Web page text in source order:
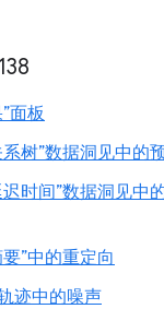
面板
树”数据洞见中的
时间”数据洞见中
”中的重定向
迹中的噪声